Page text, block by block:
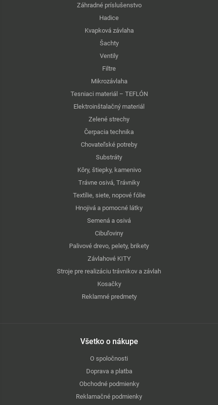
Záhradné príslušenstvo
Hadice
Kvapková závlaha
Šachty
Ventily
Filtre
Mikrozávlaha
Tesniaci materiál – TEFLÓN
Elektroinštalačný materiál
Zelené strechy
Čerpacia technika
Chovateľské potreby
Substráty
Kôry, štiepky, kamenivo
Trávne osivá, Trávniky
Textílie, siete, nopové fólie
Hnojivá a pomocné látky
Semená a osivá
Cibuľoviny
Palivové drevo, pelety, brikety
Závlahové KITY
Stroje pre realizáciu trávnikov a závlah
Kosačky
Reklamné predmety
Všetko o nákupe
O spoločnosti
Doprava a platba
Obchodné podmienky
Reklamačné podmienky